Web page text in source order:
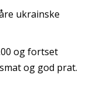
ukrainske
og fortset
og god prat.